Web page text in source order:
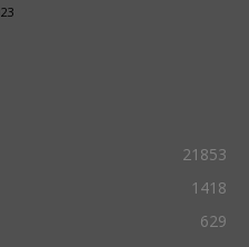
21853
1418
629